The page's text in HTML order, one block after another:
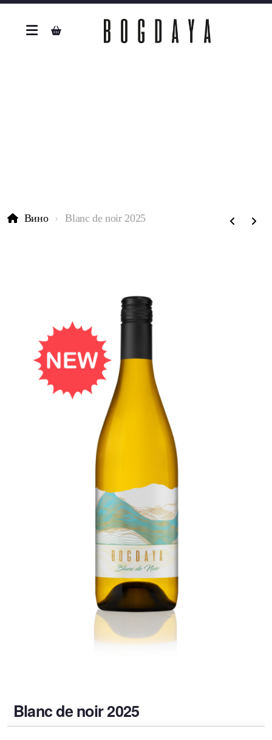
Вино Blanc de noir 2025
Blanc de noir 2025